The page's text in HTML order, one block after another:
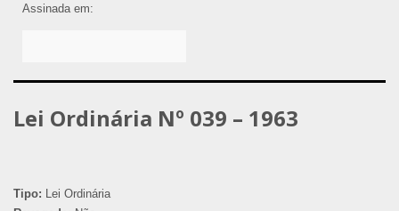
Assinada em:
Lei Ordinária Nº 039 – 1963
Tipo: Lei Ordinária